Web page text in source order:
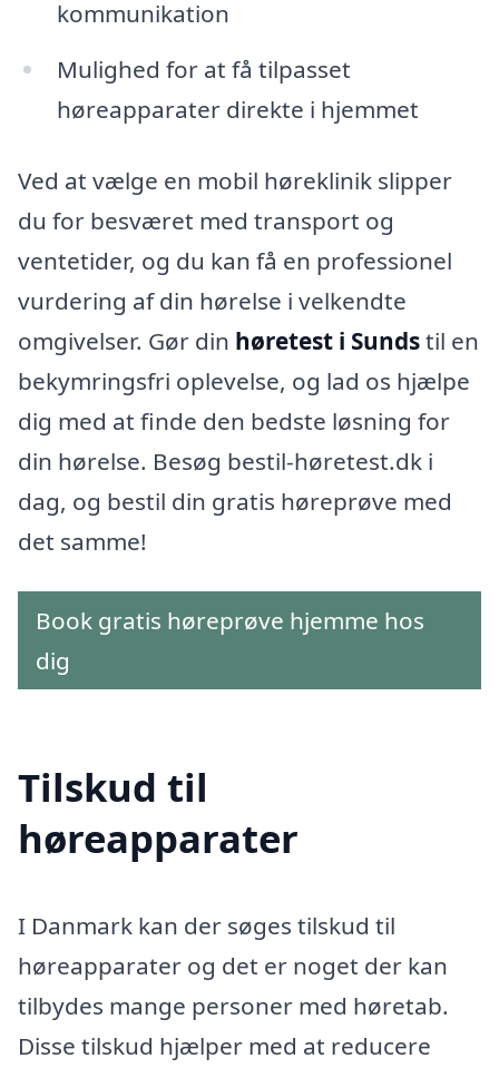
kommunikation
Mulighed for at få tilpasset
høreapparater direkte i hjemmet
Ved at vælge en mobil høreklinik slipper
du for besværet med transport og
ventetider, og du kan få en professionel
vurdering af din hørelse i velkendte
omgivelser. Gør din høretest i Sundstil en
bekymringsfri oplevelse, og lad os hjælpe
dig med at finde den bedste løsning for
din hørelse. Besøg bestil-høretest.dk i
dag, og bestil din gratis høreprøve med
det samme!
Book gratis høreprøve hjemme hos
dig
Tilskud til
høreapparater
I Danmark kan der søges tilskud til
høreapparater og det er noget der kan
tilbydes mange personer med høretab.
Disse tilskud hjælper med at reducere